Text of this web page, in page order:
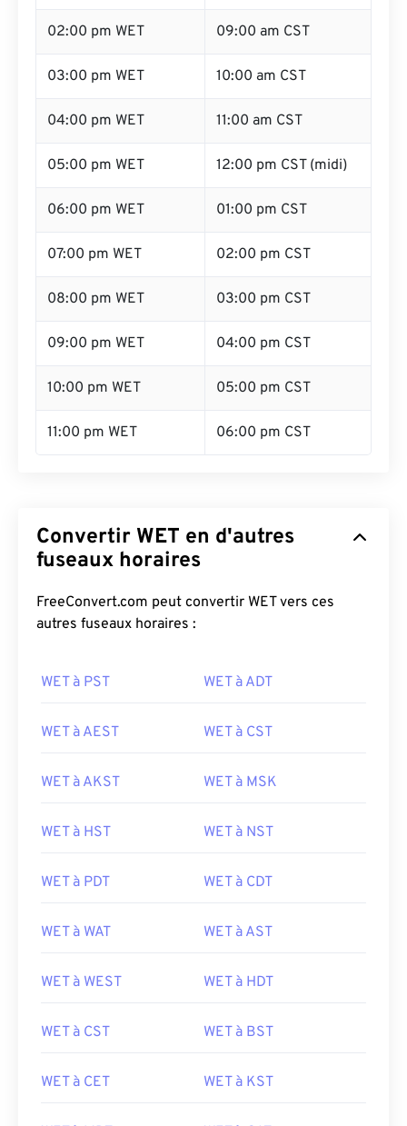
02:00 pm WET 09:00 am CST
03:00 pm WET 10:00 am CST
04:00 pm WET 11:00 am CST
05:00 pm WET 12:00 pm CST (midi)
06:00 pm WET 01:00 pm CST
07:00 pm WET 02:00 pm CST
08:00 pm WET 03:00 pm CST
09:00 pm WET 04:00 pm CST
10:00 pm WET 05:00 pm CST
11:00 pm WET 06:00 pm CST
Convertir WET en d'autres
fuseaux horaires
FreeConvert.com peut convertir WET vers ces
autres fuseaux horaires :
WET à PST WET à ADT
WET à AEST WET à CST
WET à AKST WET à MSK
WET à HST WET à NST
WET à PDT WET à CDT
WET à WAT WET à AST
WET à WEST WET à HDT
WET à CST WET à BST
WET à CET WET à KST